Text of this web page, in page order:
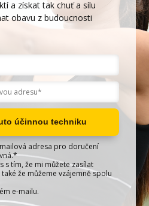
a získat tak chuť a sílu
obavu z budoucnosti
účinnou techniku
adresa pro doručení
s tím, že mi můžete zasílat
že můžeme vzájemně spolu
e-mailu.